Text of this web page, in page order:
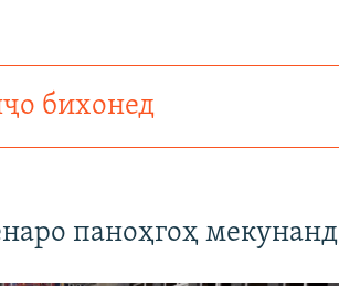
бихонед
паноҳгоҳ мекунанд